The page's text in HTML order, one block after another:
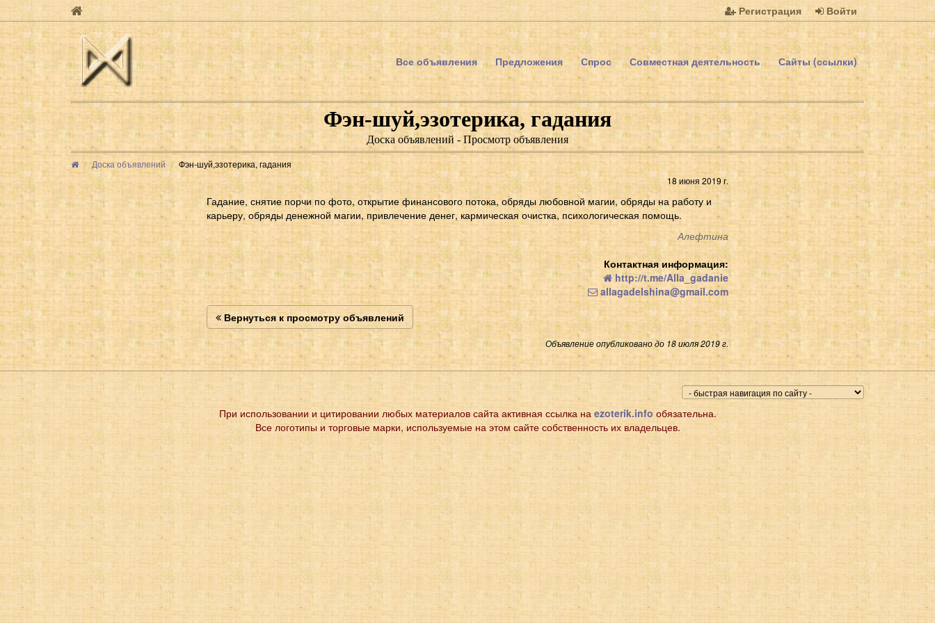
Регистрация Войти
Все объявления Предложения Спрос Совместная деятельность Сайты (ссылки)
Фэн-шуй,эзотерика, гадания
Доска объявлений - Просмотр объявления
Доска объявлений
Фэн-шуй,эзотерика, гадания
18 июня 2019 г.
Гадание, снятие порчи по фото, открытие финансового потока, обряды любовной магии, обряды на работу и
карьеру, обряды денежной магии, привлечение денег, кармическая очистка, психологическая помощь.
Алефтина
Контактная информация:
http://t.me/Alla_gadanie
allagadelshina@gmail.com
Вернуться к просмотру объявлений
Объявление опубликовано до 18 июля 2019 г.
При использовании и цитировании любых материалов сайта активная ссылка на ezoterik.info обязательна.
Все логотипы и торговые марки, используемые на этом сайте собственность их владельцев.